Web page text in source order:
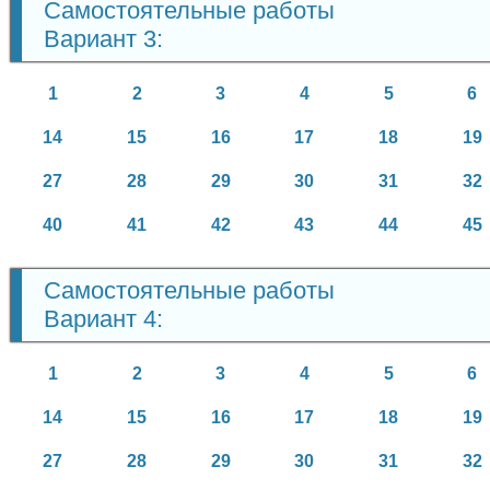
Самостоятельные работы
Вариант 3:
1 2 3 4 5 6
14 15 16 17 18 19
27 28 29 30 31 32
40 41 42 43 44 45
Самостоятельные работы
Вариант 4:
1 2 3 4 5 6
14 15 16 17 18 19
27 28 29 30 31 32